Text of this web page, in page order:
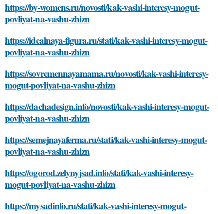
https://by-womens.ru/novosti/kak-vashi-interesy-mogut-
povliyat-na-vashu-zhizn
https://idealnaya-figura.ru/stati/kak-vashi-interesy-mogut-
povliyat-na-vashu-zhizn
https://sovremennayamama.ru/novosti/kak-vashi-interesy-
mogut-povliyat-na-vashu-zhizn
https://dachadesign.info/novosti/kak-vashi-interesy-mogut-
povliyat-na-vashu-zhizn
https://semejnayaferma.ru/stati/kak-vashi-interesy-mogut-
povliyat-na-vashu-zhizn
https://ogorod.zelynyjsad.info/stati/kak-vashi-interesy-
mogut-povliyat-na-vashu-zhizn
https://mysadinfo.ru/stati/kak-vashi-interesy-mogut-